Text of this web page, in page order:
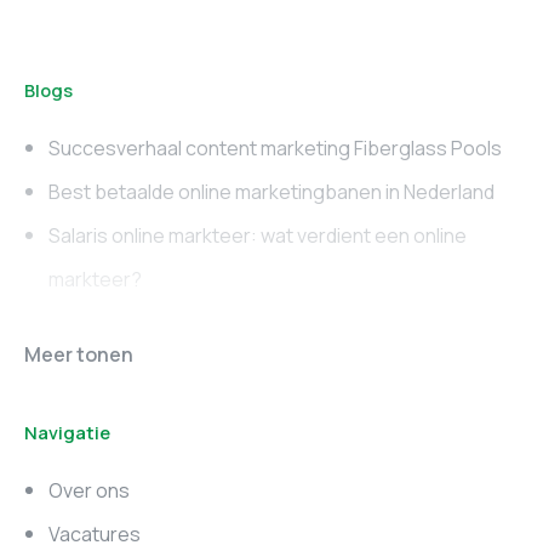
Blogs
Succesverhaal content marketing Fiberglass Pools
Best betaalde online marketingbanen in Nederland
Salaris online markteer: wat verdient een online
markteer?
Online marketing
Marketing vacatures
Zuid-Holland
Marketing vacatures
Meer tonen
Navigatie
Over ons
Vacatures